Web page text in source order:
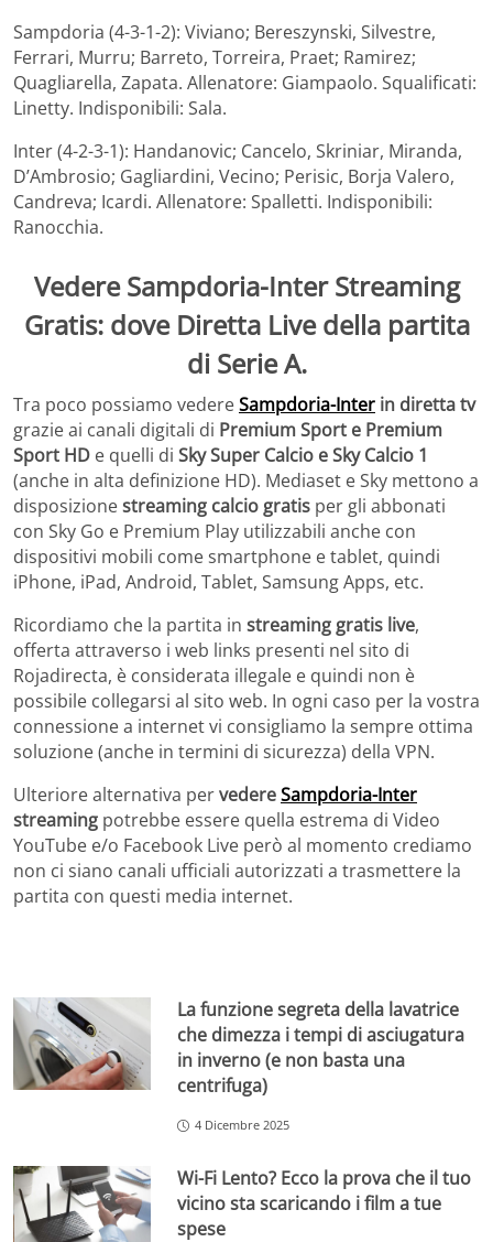
Sampdoria (4-3-1-2): Viviano; Bereszynski, Silvestre,
Ferrari, Murru; Barreto, Torreira, Praet; Ramirez;
Quagliarella, Zapata. Allenatore: Giampaolo. Squalificati:
Linetty. Indisponibili: Sala.
Inter (4-2-3-1): Handanovic; Cancelo, Skriniar, Miranda,
D’Ambrosio; Gagliardini, Vecino; Perisic, Borja Valero,
Candreva; Icardi. Allenatore: Spalletti. Indisponibili:
Ranocchia.
VedereSampdoria-InterStreaming
Gratis: dove Diretta Live della partita
di Serie A.
Tra poco possiamo vedereSampdoria-Inter in diretta tv
grazie ai canali digitali di Premium Sport e Premium
Sport HD e quelli di Sky Super Calcio e Sky Calcio 1
(anche in alta definizione HD). Mediaset e Sky mettono a
disposizionestreaming calcio gratis per gli abbonati
con Sky Go e Premium Play utilizzabili anche con
dispositivi mobili come smartphone e tablet, quindi
iPhone, iPad, Android, Tablet, Samsung Apps, etc.
Ricordiamo che la partita in streaming gratis live,
offerta attraverso i web links presenti nel sito di
Rojadirecta, è considerata illegale e quindi non è
possibile collegarsi al sito web. In ogni caso per la vostra
connessione a internet vi consigliamo la sempre ottima
soluzione (anche in termini di sicurezza) della VPN.
Ulteriore alternativa pervedereSampdoria-Inter
streaming potrebbe essere quella estrema di Video
YouTube e/o Facebook Live però al momento crediamo
non ci siano canali ufficiali autorizzati a trasmettere la
partita con questi media internet.
La funzione segreta della lavatrice
che dimezza i tempi di asciugatura
in inverno (e non basta una
centrifuga)
4 Dicembre 2025
Wi-Fi Lento? Ecco la prova che il tuo
vicino sta scaricando i film a tue
spese